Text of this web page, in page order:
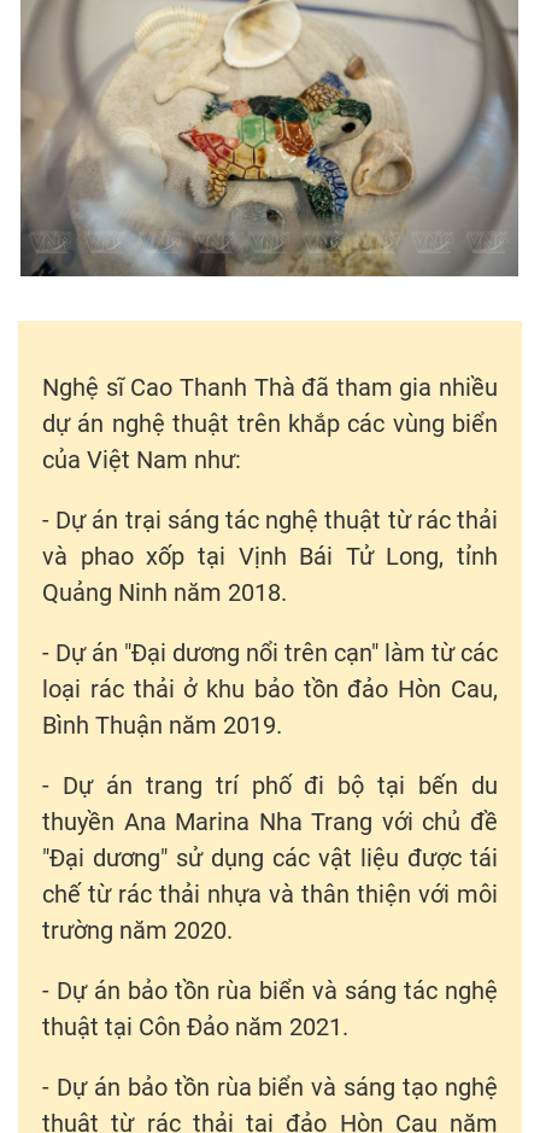
Nghệ sĩ Cao Thanh Thà đã tham gia nhiều
dự án nghệ thuật trên khắp các vùng biển
của Việt Nam như:
- Dự án trại sáng tác nghệ thuật từ rác thải
và phao xốp tại Vịnh Bái Tử Long, tỉnh
Quảng Ninh năm 2018.
- Dự án "Đại dương nổi trên cạn" làm từ các
loại rác thải ở khu bảo tồn đảo Hòn Cau,
Bình Thuận năm 2019.
- Dự án trang trí phố đi bộ tại bến du
thuyền Ana Marina Nha Trang với chủ đề
"Đại dương" sử dụng các vật liệu được tái
chế từ rác thải nhựa và thân thiện với môi
trường năm 2020.
- Dự án bảo tồn rùa biển và sáng tác nghệ
thuật tại Côn Đảo năm 2021.
- Dự án bảo tồn rùa biển và sáng tạo nghệ
thuật từ rác thải tại đảo Hòn Cau năm